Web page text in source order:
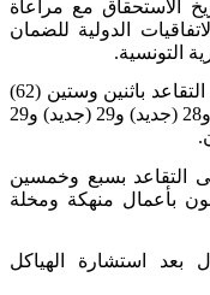
الاستحقاق مع مراعاة
الدولية للضمان
التونسية.
تحدد سن الإحالة على التقاعد باثنين وستين (62)
سنة مع مراعاة أحكام الفصول 27 (جديد) و28 (جديد) و29 (جديد) و29
.
التقاعد بسبع وخمسين
بأعمال منهكة ومخلة
بعد استشارة الهياكل